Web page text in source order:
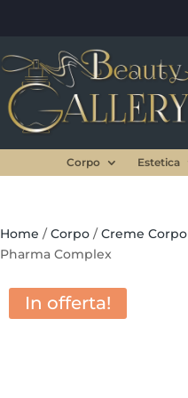
Corpo Estetica
Home /Corpo /Creme Corpo
Pharma Complex
In offerta!